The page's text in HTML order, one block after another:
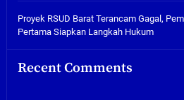
Proyek RSUD
Gagal,
Pertama
Proyek RSUD Barat Terancam Gagal,
Pertama Siapkan Langkah Hukum
Recent Comments